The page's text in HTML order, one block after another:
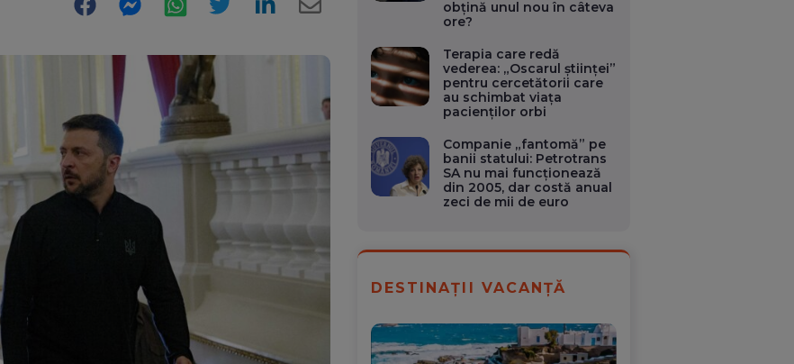
Facebook Messenger WhatsApp Twitter LinkedIn
obțină unul nou în câteva
ore?
Terapia care redă
vederea: „Oscarul științei”
pentru cercetătorii care
au schimbat viața
pacienților orbi
Companie „fantomă” pe
banii statului: Petrotrans
SA nu mai funcționează
din 2005, dar costă anual
zeci de mii de euro
DESTINAȚII VACANȚĂ